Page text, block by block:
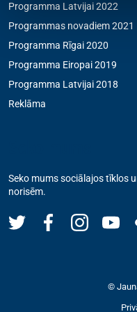
Programma Latvijai 2022
Programmas novadiem 2021
Programma Rīgai 2020
Programma Eiropai 2019
Programma Latvijai 2018
Reklāma
Seko mums sociālajos tīklos
norisēm.
©